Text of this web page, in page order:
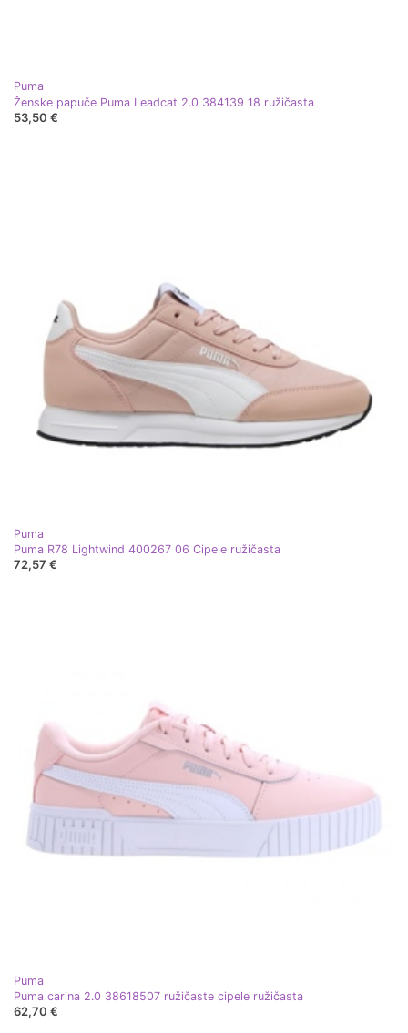
Puma
Ženske papuče Puma Leadcat 2.0 384139 18 ružičasta
53,50 €
Puma
Puma R78 Lightwind 400267 06 Cipele ružičasta
72,57 €
Puma
Puma carina 2.0 38618507 ružičaste cipele ružičasta
62,70 €